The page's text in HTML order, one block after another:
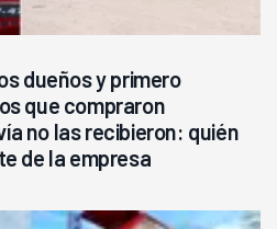
dueños y primero
que compraron
no las recibieron: quién
de la empresa